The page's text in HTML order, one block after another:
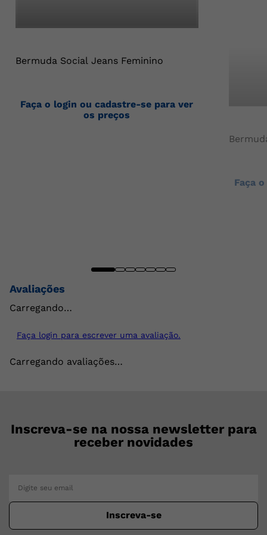
Bermuda Social Jeans Feminino
Faça o login ou cadastre-se para ver
os preços
Faça
Avaliações
Carregando…
Faça login para escrever uma avaliação.
Carregando avaliações…
Inscreva-se na nossa newsletter para
receber novidades
Inscreva-se